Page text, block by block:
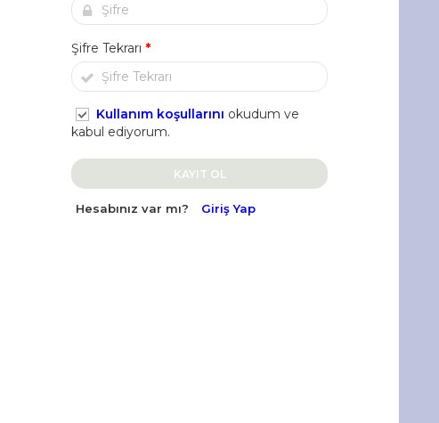
Şifre Tekrarı *
Kullanım koşullarını okudum ve
kabul ediyorum.
KAYIT OL
Hesabınız var mı? Giriş Yap